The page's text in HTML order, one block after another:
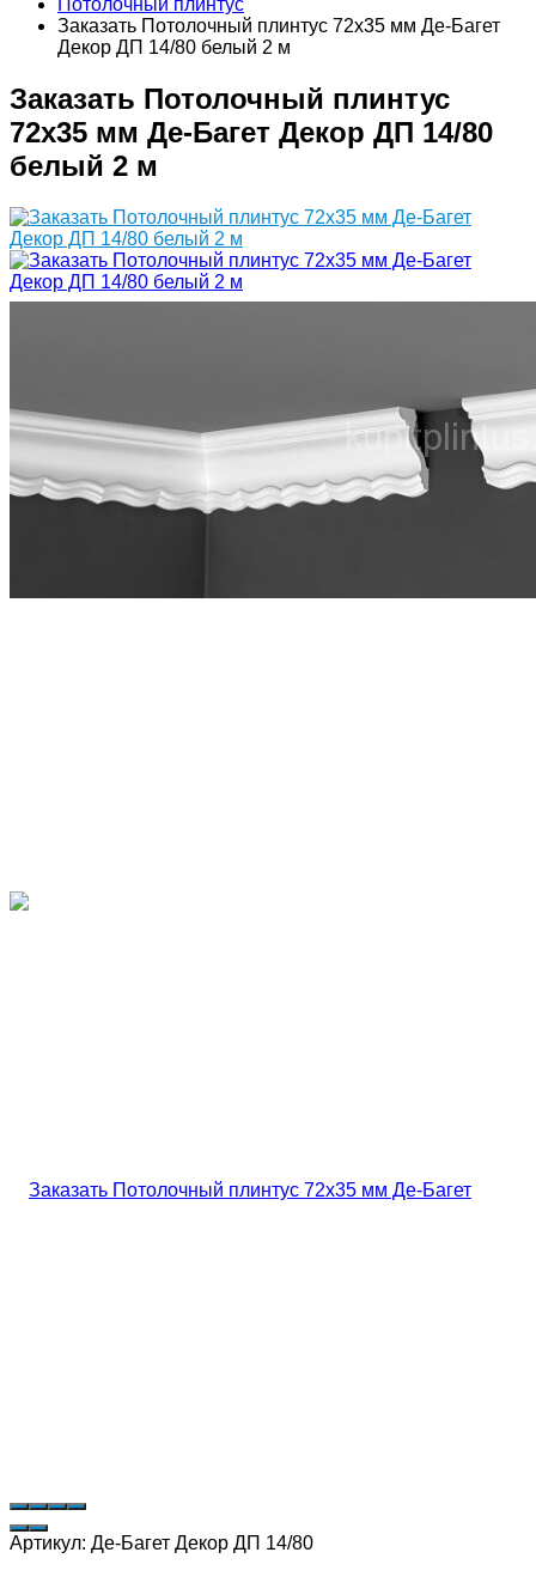
Потолочный плинтус
Заказать Потолочный плинтус 72х35 мм Де-Багет
Декор ДП 14/80 белый 2 м
Заказать Потолочный плинтус
72х35 мм Де-Багет Декор ДП 14/80
белый 2 м
Артикул: Де-Багет Декор ДП 14/80